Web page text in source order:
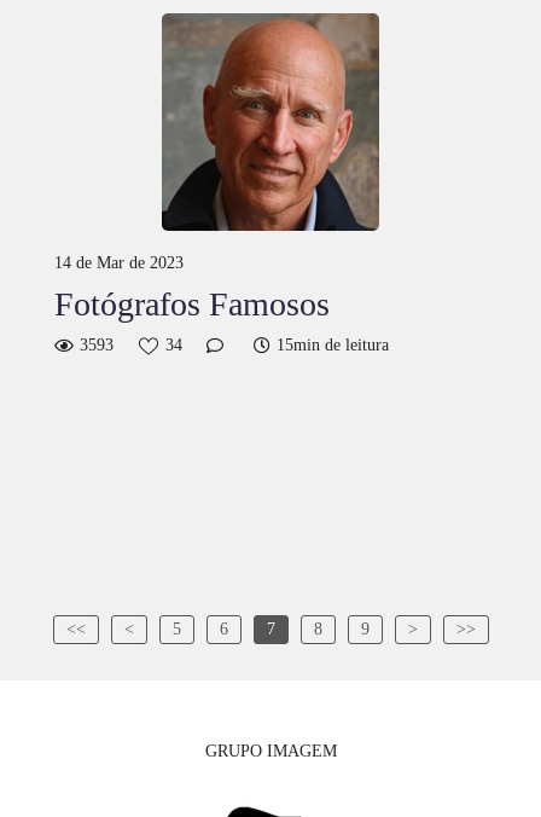
14 de Mar de 2023
Fotógrafos Famosos
3593 34 15min de leitura
<< < 5 6 7 8 9 > >>
GRUPO IMAGEM